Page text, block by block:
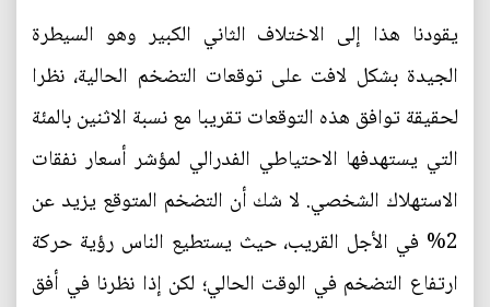
يقودنا هذا إلى الاختلاف الثاني الكبير وهو السيطرة
الجيدة بشكل لافت على توقعات التضخم الحالية، نظرا
لحقيقة توافق هذه التوقعات تقريبا مع نسبة الاثنين بالمئة
التي يستهدفها الاحتياطي الفدرالي لمؤشر أسعار نفقات
الاستهلاك الشخصي. لا شك أن التضخم المتوقع يزيد عن
2% في الأجل القريب، حيث يستطيع الناس رؤية حركة
ارتفاع التضخم في الوقت الحالي؛ لكن إذا نظرنا في أفق